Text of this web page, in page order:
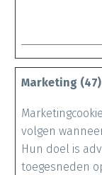
Marketing (47)
volgen
Hun doel is
toegesneden